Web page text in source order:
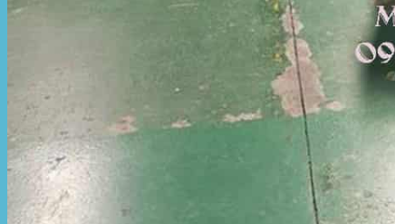
Thay bạt mái che
Thi công mái tôn
Tuyển Dụng Hòa Phát Đạt
Liên hệ Hòa Phát Đạt
Tìm